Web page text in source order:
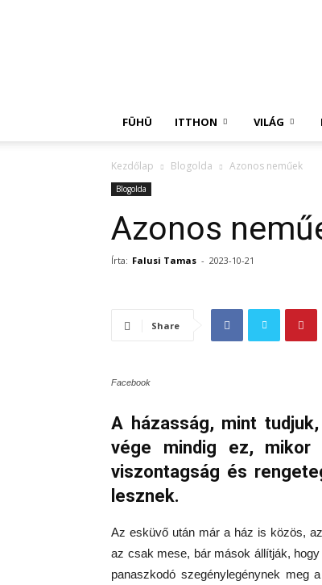
FÜHÜ ITTHON VILÁG
Kezdőlap Blogolda Azonos neműek
Blogolda
Azonos
Írta: Falusi Tamas - 2023-10-21
Share
Facebook
A házasság, mint
vége mindig ez,
viszontagság és
lesznek.
Az esküvő után már a ház is közös,
az csak mese, bár mások állítják,
panaszkodó szegénylegénynek meg